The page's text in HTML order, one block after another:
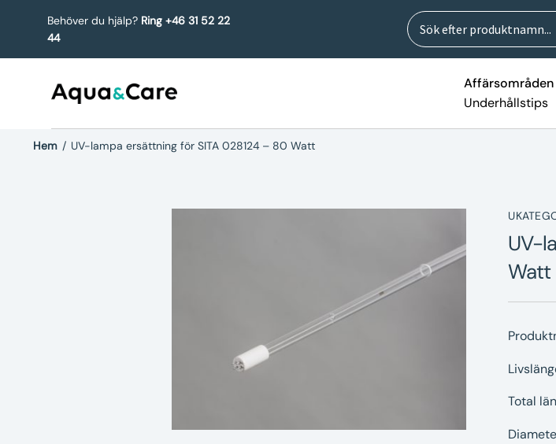
Behöver du hjälp? Ring +46 31 52 22
44
Sök
efter:
Sök
Affärsområden
Underhållstips
Hem / UV-lampa ersättning för SITA 028124 – 80 Watt
UV-
Watt
Total